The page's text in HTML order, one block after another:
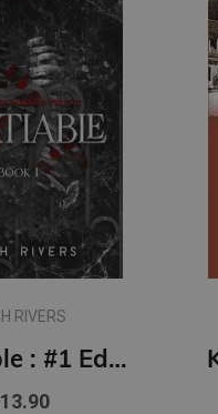
RIVERS
Insatiable : #1 Edge of Darkness series : delux paperback featuring exclusive character artwork